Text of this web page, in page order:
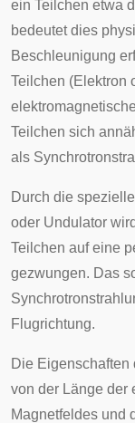
ein Teilchen etwa
bedeutet dies
Beschleunigung
Teilchen (Elektron
Teilchen sich
als
Durch die
oder Undulator
Teilchen auf eine
gezwungen. Das
Flugrichtung.
Die Eigenschaften
von der Länge der
Magnetfeldes und